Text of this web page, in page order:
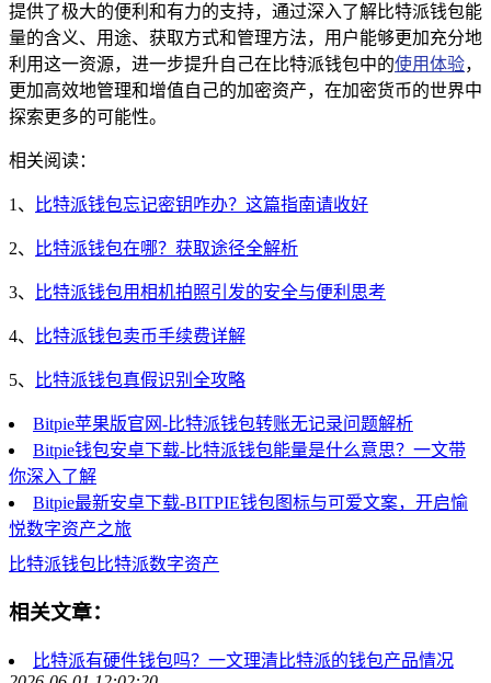
提供了极大的便利和有力的支持，通过深入了解比特派钱包能
量的含义、用途、获取方式和管理方法，用户能够更加充分地
利用这一资源，进一步提升自己在比特派钱包中的使用体验，
更加高效地管理和增值自己的加密资产，在加密货币的世界中
探索更多的可能性。
相关阅读：
1、 比特派钱包忘记密钥咋办？这篇指南请收好
2、 比特派钱包在哪？获取途径全解析
3、 比特派钱包用相机拍照引发的安全与便利思考
4、 比特派钱包卖币手续费详解
5、 比特派钱包真假识别全攻略
Bitpie苹果版官网-比特派钱包转账无记录问题解析
Bitpie钱包安卓下载-比特派钱包能量是什么意思？一文带
你深入了解
Bitpie最新安卓下载-BITPIE钱包图标与可爱文案，开启愉
悦数字资产之旅
比特派钱包比特派数字资产
相关文章：
比特派有硬件钱包吗？一文理清比特派的钱包产品情况